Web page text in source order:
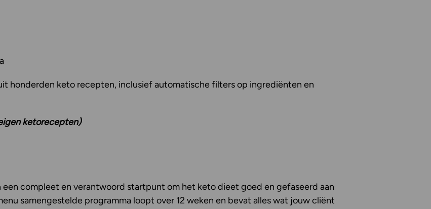
honderden keto recepten, inclusief automatische filters op ingrediënten en
ketorecepten)
compleet en verantwoord startpunt om het keto dieet goed en gefaseerd aan
samengestelde programma loopt over 12 weken en bevat alles wat jouw cliënt